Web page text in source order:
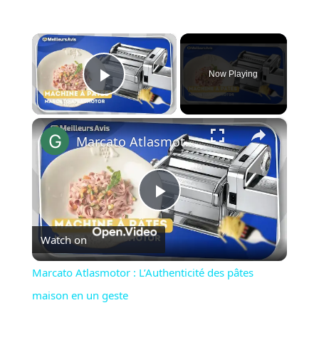
×
Play Video
Now Playing
×
Play
Video
Marcato Atlasmotor : L’Authenticité des pâtes maison en un geste
Watch on
Marcato Atlasmotor : L’Authenticité des pâtes
maison en un geste